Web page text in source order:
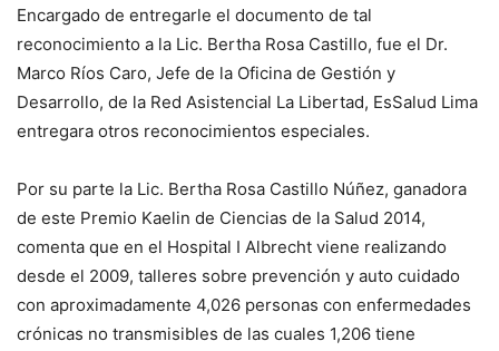
Encargado de entregarle el documento de tal
reconocimiento a la Lic. Bertha Rosa Castillo, fue el Dr.
Marco Ríos Caro, Jefe de la Oficina de Gestión y
Desarrollo, de la Red Asistencial La Libertad, EsSalud Lima
entregara otros reconocimientos especiales.
Por su parte la Lic. Bertha Rosa Castillo Núñez, ganadora
de este Premio Kaelin de Ciencias de la Salud 2014,
comenta que en el Hospital I Albrecht viene realizando
desde el 2009, talleres sobre prevención y auto cuidado
con aproximadamente 4,026 personas con enfermedades
crónicas no transmisibles de las cuales 1,206 tiene